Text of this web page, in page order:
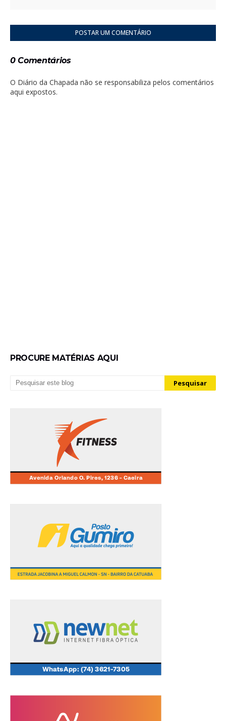
POSTAR UM COMENTÁRIO
0 Comentários
O Diário da Chapada não se responsabiliza pelos comentários
aqui expostos.
PROCURE MATÉRIAS AQUI